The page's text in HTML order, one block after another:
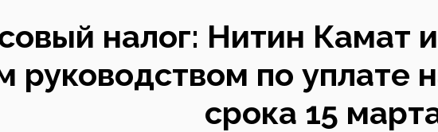
налог: Нитин Камат
руководством по уплате
срока 15